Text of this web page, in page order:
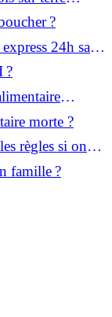
?
24h sans
?
article
morte ?
règles si on
famille ?